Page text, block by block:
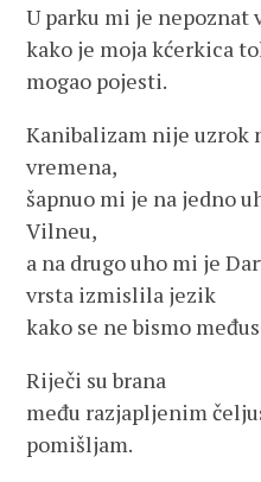
U parku mi je nepoznat
kako je moja kćerkica
mogao pojesti.
Kanibalizam nije uzrok
vremena,
šapnuo mi je na jedno
Vilneu,
a na drugo uho mi je
vrsta izmislila jezik
kako se ne bismo
Riječi su brana
među razjapljenim
pomišljam.